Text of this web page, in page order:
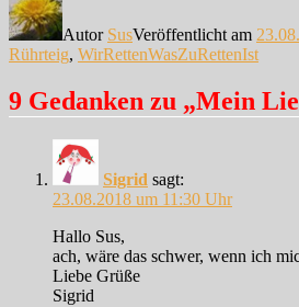
Autor SusVeröffentlicht am
Rührteig, WirRettenWasZuRettenIst
9 Gedanken zu „Mein
Sigrid sagt:
23.08.2018 um 11:30 Uhr
Hallo Sus,
ach, wäre das schwer, wenn ich
Liebe Grüße
Sigrid